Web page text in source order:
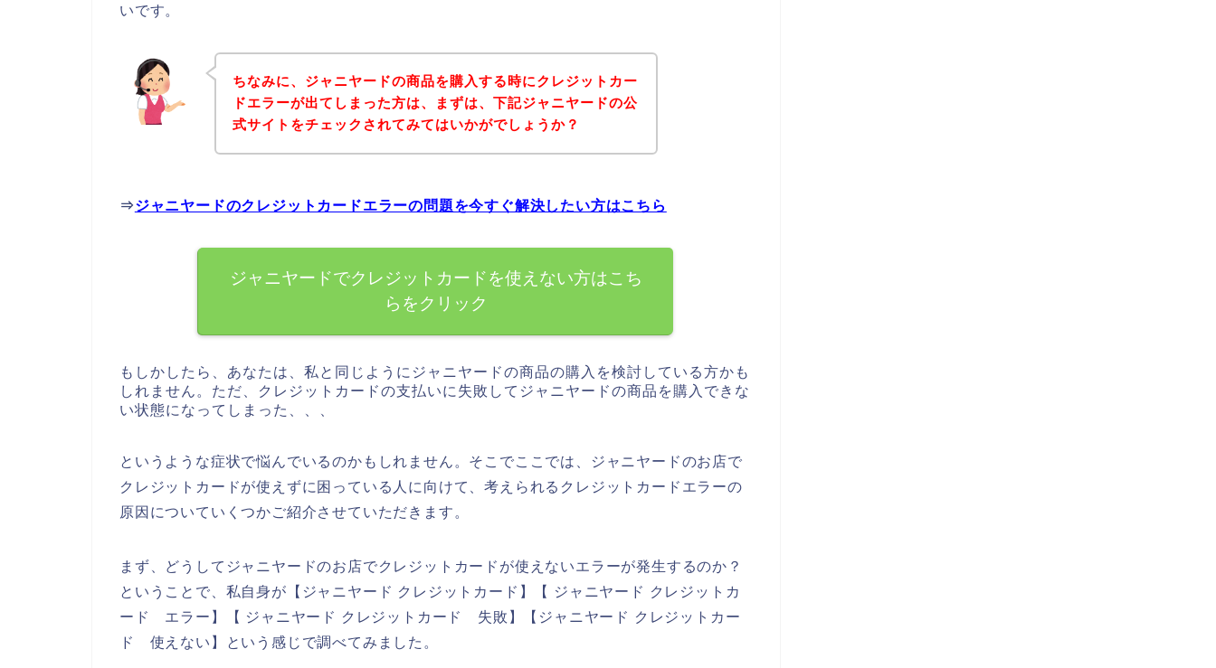
いです。
ちなみに、ジャニヤードの商品を購入する時にクレジットカー
ドエラーが出てしまった方は、まずは、下記ジャニヤードの公
式サイトをチェックされてみてはいかがでしょうか？
⇒ジャニヤードのクレジットカードエラーの問題を今すぐ解決したい方はこちら
ジャニヤードでクレジットカードを使えない方はこち
らをクリック
もしかしたら、あなたは、私と同じようにジャニヤードの商品の購入を検討している方かも
しれません。ただ、クレジットカードの支払いに失敗してジャニヤードの商品を購入できな
い状態になってしまった、、、
というような症状で悩んでいるのかもしれません。そこでここでは、ジャニヤードのお店で
クレジットカードが使えずに困っている人に向けて、考えられるクレジットカードエラーの
原因についていくつかご紹介させていただきます。
まず、どうしてジャニヤードのお店でクレジットカードが使えないエラーが発生するのか？
ということで、私自身が【ジャニヤード クレジットカード】【 ジャニヤード クレジットカ
ード エラー】【 ジャニヤード クレジットカード 失敗】【ジャニヤード クレジットカー
ド 使えない】という感じで調べてみました。